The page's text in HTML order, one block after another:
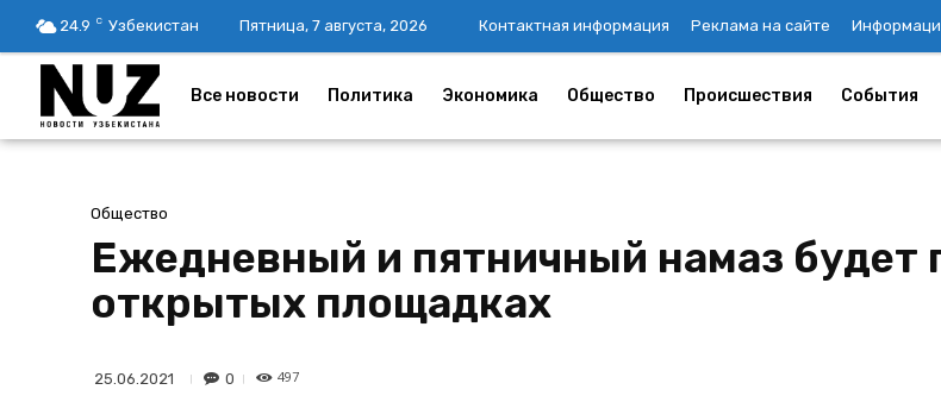
24.9 C Узбекистан Пятница, 7 августа, 2026 Контактная информация Реклама на сайте
Все новости Политика Экономика Общество Происшествия События
Общество
Ежедневный и пятничный намаз будет
открытых площадках
25.06.2021 0 497